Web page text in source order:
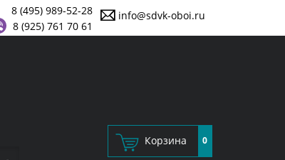
info@sdvk-oboi.ru
8 (495) 989-52-28
8 (925) 761 70 61
Корзина 0